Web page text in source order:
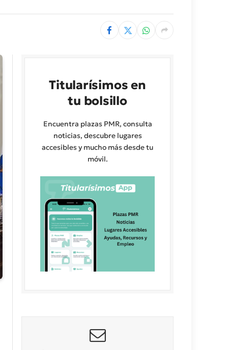
Titularísimos en
tu bolsillo
Encuentra plazas PMR, consulta
noticias, descubre lugares
accesibles y mucho más desde tu
móvil.